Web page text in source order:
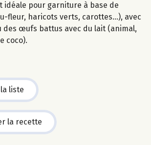
idéale pour garniture à base de
fleur, haricots verts, carottes...), avec
des œufs battus avec du lait (animal,
coco).
liste
la recette